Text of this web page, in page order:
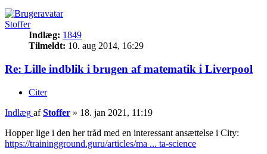
Stoffer
Indlæg: 1849
Tilmeldt: 10. aug 2014, 16:29
Re: Lille indblik i brugen af matematik i Liverpool
Citer
Indlæg afStoffer » 18. jan 2021, 11:19
Hopper lige i den her tråd med en interessant ansættelse i City:
https://trainingground.guru/articles/ma ... ta-science